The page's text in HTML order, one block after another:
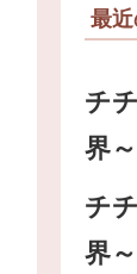
最
チ
界
チ
界